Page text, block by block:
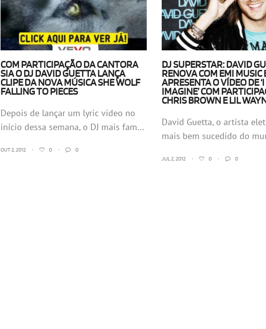
COM PARTICIPAÇÃO DA CANTORA
SIA O DJ DAVID GUETTA LANÇA
CLIPE DA NOVA MÚSICA SHE WOLF
FALLING TO PIECES
Depois de lançar um lyric video no
início dessa semana, o DJ mais fam...
OUT 2, 2012 • 0 • 0
DJ SUPERSTAR: DAVID
RENOVA COM EMI MUSIC
APRESENTA O VÍDEO DE
IMAGINE’ COM
CHRIS BROWN E LIL
David Guetta, o artista
mais bem sucedido do
JUL 2, 2012 • 0 • 0